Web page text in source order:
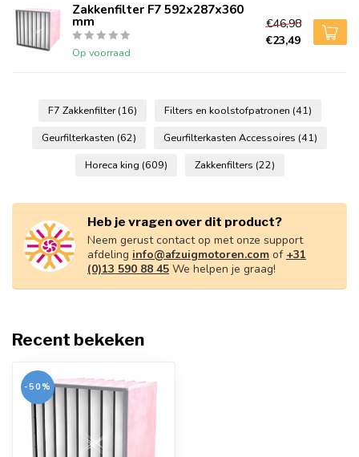
Zakkenfilter F7 592x287x360
mm
Op voorraad
€46,98
€23,49
F7 Zakkenfilter(16) Filters en koolstofpatronen (41)
Geurfilterkasten (62) Geurfilterkasten Accessoires (41)
Horeca king (609) Zakkenfilters (22)
Heb je vragen over dit product?
Neem gerust contact op met onze support
afdeling info@afzuigmotoren.com of +31
(0)13 590 88 45 We helpen je graag!
Recent bekeken
-50%